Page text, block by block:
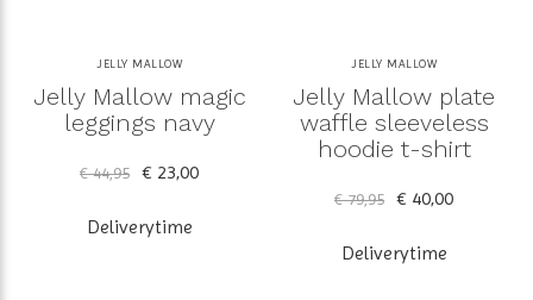
JELLY MALLOW
Jelly Mallow magic
leggings navy
€ 44,95 € 23,00
Deliverytime
JELLY MALLOW
Jelly Mallow plate
waffle sleeveless
hoodie t-shirt
€ 79,95 € 40,00
Deliverytime